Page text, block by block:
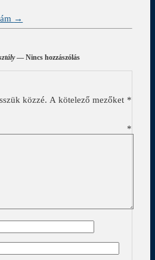
→
— Nincs hozzászólás
közzé. A kötelező mezőket *
*